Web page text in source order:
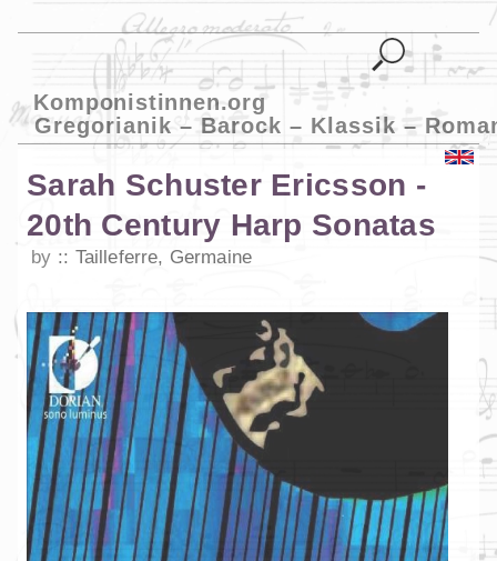
Komponistinnen.org
Gregorianik – Barock – Klassik –
Sarah Schuster Ericsson -
20th Century Harp Sonatas
by Tailleferre, Germaine